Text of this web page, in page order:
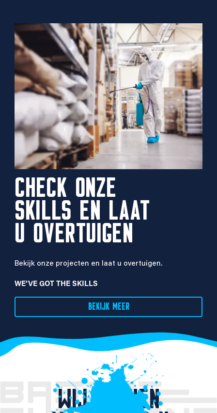
CHECK ONZE
SKILLS EN LAAT
U OVERTUIGEN
Bekijk onze projecten en laat u overtuigen.
WE’VE GOT THE SKILLS
BEKIJK MEER
WIJ KUNNEN